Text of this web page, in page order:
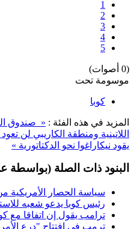
1
2
3
4
5
(0 أصوات)
موسومة تحت
كوبا
المزيد في هذه الفئة : « صندوق
اللاتينية ومنطقة الكاريبي لن
يقود نيكاراغوا نحو الدكتاتورية »
البنود ذات الصلة (بواسطة
سياسة الحصار الأمريكية
رئيس كوبا يدعو شعبه
ترامب يقول إن اتفاقا مع
ترمب في افتتاح "درع